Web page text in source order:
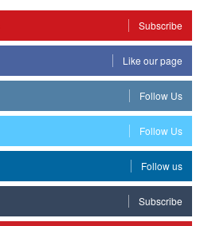
Subscribe
Like our page
Follow Us
Follow Us
Follow us
Subscribe